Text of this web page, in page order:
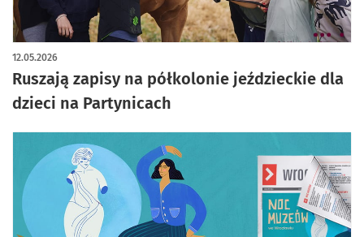
Ruszają zapisy na półkolonie jeździeckie dla
dzieci na Partynicach
12.05.2026